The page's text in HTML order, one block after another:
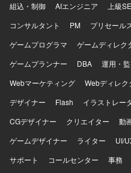
ていただけます。CNAPPや
ドネイティブ技術に触れな
環境】 AWS Organizations
Security Hub、GitHub、
CI/CDパイプライン（
です。
組込・制御
AIエンジニア 上級SE
コンサルタント
PM プリセール
ゲームプログラマ
ゲームディレク
ゲームプランナー
DBA 運用・
Webマーケティング
Webディレク
デザイナー
Flash イラストレー
CGデザイナー
クリエイター 動
ゲームデザイナー
ライター UI/
サポート
コールセンター 事務